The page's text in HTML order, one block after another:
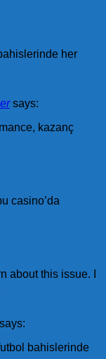
her
says:
kazanç
casino’da
about this issue. I
says:
bahislerinde